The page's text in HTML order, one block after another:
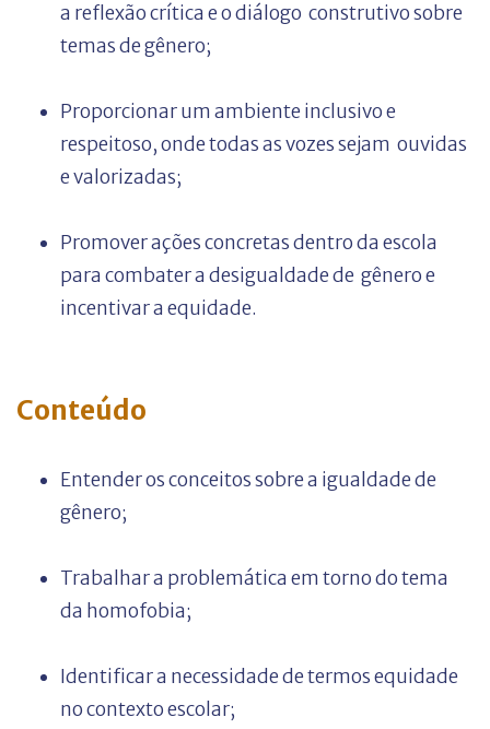
a reflexão crítica e o diálogo construtivo sobre
temas de gênero;
Proporcionar um ambiente inclusivo e
respeitoso, onde todas as vozes sejam ouvidas
e valorizadas;
Promover ações concretas dentro da escola
para combater a desigualdade de gênero e
incentivar a equidade.
Conteúdo
Entender os conceitos sobre a igualdade de
gênero;
Trabalhar a problemática em torno do tema
da homofobia;
Identificar a necessidade de termos equidade
no contexto escolar;